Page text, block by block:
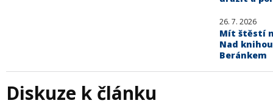
26. 7. 2026
Mít štěstí
Nad
Beránkem
Diskuze k článku